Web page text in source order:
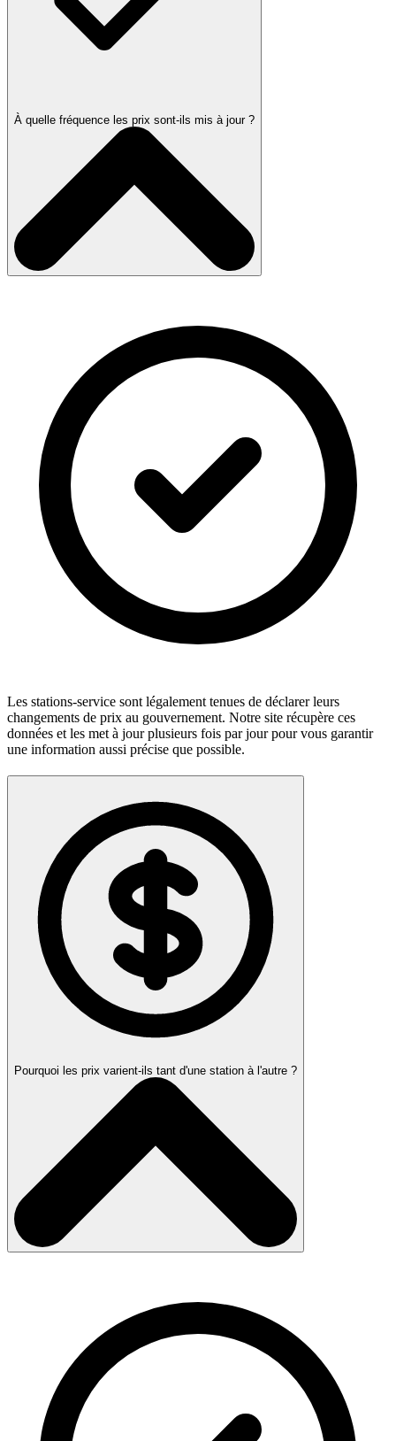
À quelle fréquence les prix sont-ils mis à jour ?
Les stations-service sont légalement tenues de déclarer leurs
changements de prix au gouvernement. Notre site récupère ces
données et les met à jour plusieurs fois par jour pour vous garantir
une information aussi précise que possible.
Pourquoi les prix varient-ils tant d'une station à l'autre ?